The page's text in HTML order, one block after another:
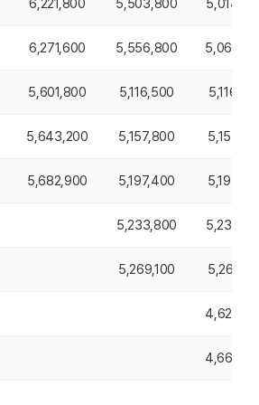
6,221,800 5,503,800
6,271,600 5,556,800
5,601,800 5,116,500
5,643,200 5,157,800
5,682,900 5,197,400
5,233,800
5,269,100